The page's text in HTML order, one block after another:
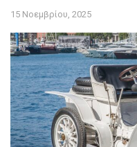
15 Νοεμβρίου, 2025